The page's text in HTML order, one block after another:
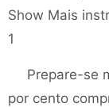
Show Mais
1
Prepare-se
por cento